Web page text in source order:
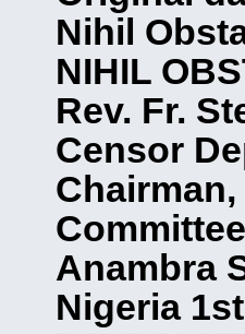
Nihil
NIHIL
Rev. Fr.
Censor
Anambra
Nigeria